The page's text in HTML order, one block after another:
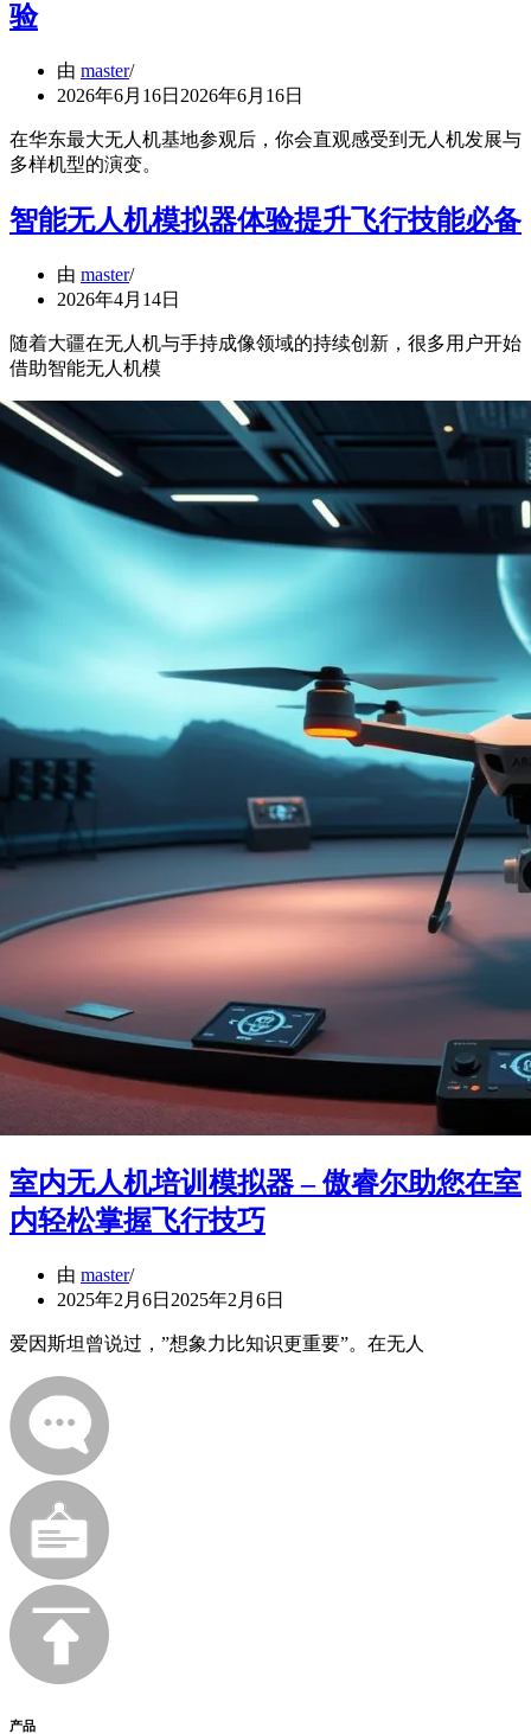
验
由 master
2026年6月16日 2026年6月16日
在华东最大无人机基地参观后，你会直观感受到无人机发展与
多样机型的演变。
智能无人机模拟器体验提升飞行技能必备
由 master
2026年4月14日
随着大疆在无人机与手持成像领域的持续创新，很多用户开始
借助智能无人机模
室内无人机培训模拟器 – 傲睿尔助您在室
内轻松掌握飞行技巧
由 master
2025年2月6日 2025年2月6日
爱因斯坦曾说过，”想象力比知识更重要”。在无人
产品